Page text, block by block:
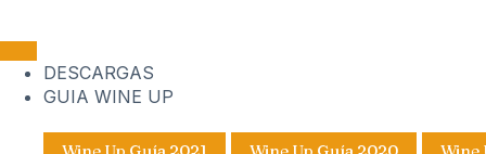
DESCARGAS
GUIA WINE UP